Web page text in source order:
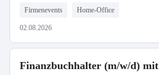
Firmenevents Home-Office
02.08.2026
Finanzbuchhalter (m/w/d) mit